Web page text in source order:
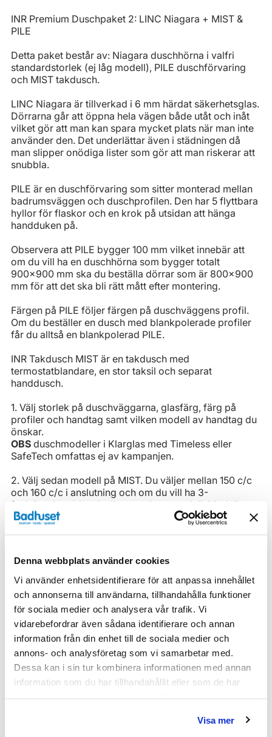
Denna webbplats använder cookies
Vi använder enhetsidentifierare för att anpassa innehållet
och annonserna till användarna, tillhandahålla funktioner
för sociala medier och analysera vår trafik. Vi
vidarebefordrar även sådana identifierare och annan
information från din enhet till de sociala medier och
annons- och analysföretag som vi samarbetar med.
Dessa kan i sin tur kombinera informationen med annan
information som du har tillhandahållit eller som de har
Visa mer
INR Premium Duschpaket 2: LINC Niagara + MIST &
PILE
Detta paket består av: Niagara duschhörna i valfri
standardstorlek (ej låg modell), PILE duschförvaring
och MIST takdusch.
LINC Niagara är tillverkad i 6 mm härdat säkerhetsglas.
Dörrarna går att öppna hela vägen både utåt och inåt
vilket gör att man kan spara mycket plats när man inte
använder den. Det underlättar även i städningen då
man slipper onödiga lister som gör att man riskerar att
snubbla.
PILE är en duschförvaring som sitter monterad mellan
badrumsväggen och duschprofilen. Den har 5 flyttbara
hyllor för flaskor och en krok på utsidan att hänga
handduken på.
Observera att PILE bygger 100 mm vilket innebär att
om du vill ha en duschhörna som bygger totalt
900x900 mm ska du beställa dörrar som är 800x900
mm för att det ska bli rätt mått efter montering.
Färgen på PILE följer färgen på duschväggens profil.
Om du beställer en dusch med blankpolerade profiler
får du alltså en blankpolerad PILE.
INR Takdusch MIST är en takdusch med
termostatblandare, en stor taksil och separat
handdusch.
1. Välj storlek på duschväggarna, glasfärg, färg på
profiler och handtag samt vilken modell av handtag du
önskar.
OBS duschmodeller i Klarglas med Timeless eller
SafeTech omfattas ej av kampanjen.
2. Välj sedan modell på MIST. Du väljer mellan 150 c/c
och 160 c/c i anslutning och om du vill ha 3-
funktionshanddusch eller en rakare modell. Modellen
med rak handdusch, alltså mikrofonmodellen, finns i
följande olika färger på slangen: Krom/Krom, Krom/Vit
Egenskaper
Bredd (mm) 700
Djup (mm) 900
Glasfärg Mönstrat glas